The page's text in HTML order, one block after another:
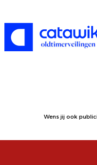
Wens jij ook